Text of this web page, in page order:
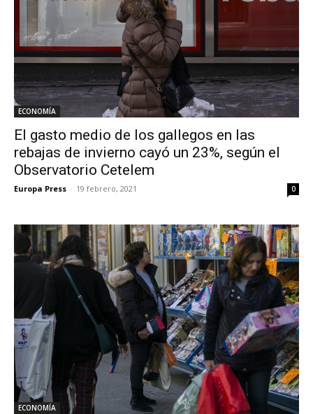
ECONOMÍA
El gasto medio de los gallegos en las
rebajas de invierno cayó un 23%, según el
Observatorio Cetelem
Europa Press - 19 febrero, 2021 0
ECONOMÍA